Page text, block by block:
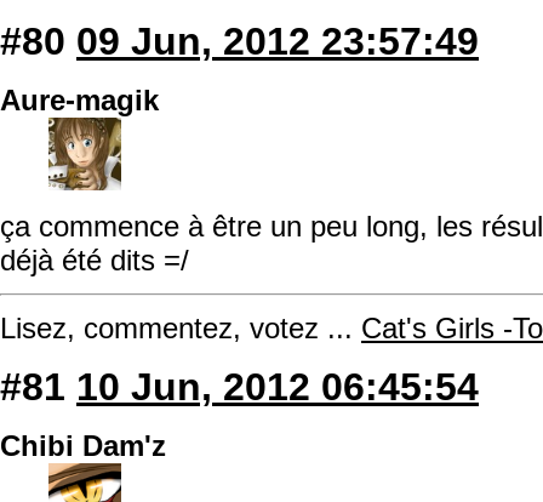
#80 09 Jun, 2012 23:57:49
Aure-magik
ça commence à être un peu long, les
déjà été dits =/
Lisez, commentez, votez ... Cat's Girls -
#81 10 Jun, 2012 06:45:54
Chibi Dam'z